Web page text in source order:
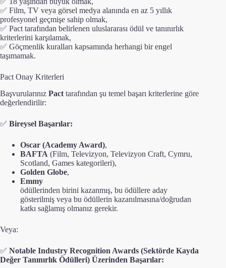
✅ Film, TV veya görsel medya alanında en az 5 yıllık
profesyonel geçmişe sahip olmak,
✅ Pact tarafından belirlenen uluslararası ödül ve tanınırlık
kriterlerini karşılamak,
✅ Göçmenlik kuralları kapsamında herhangi bir engel
taşımamak.
Pact Onay Kriterleri
Başvurularınız Pact tarafından şu temel başarı kriterlerine göre
değerlendirilir:
✅ Bireysel Başarılar:
Oscar (Academy Award),
BAFTA (Film, Televizyon, Televizyon Craft, Cymru,
Scotland, Games kategorileri),
Golden Globe,
Emmy
ödüllerinden birini kazanmış, bu ödüllere aday
gösterilmiş veya bu ödüllerin kazanılmasına/doğrudan
katkı sağlamış olmanız gerekir.
Veya:
✅ Notable Industry Recognition Awards (Sektörde Kayda
Değer Tanınırlık Ödülleri) Üzerinden Başarılar: